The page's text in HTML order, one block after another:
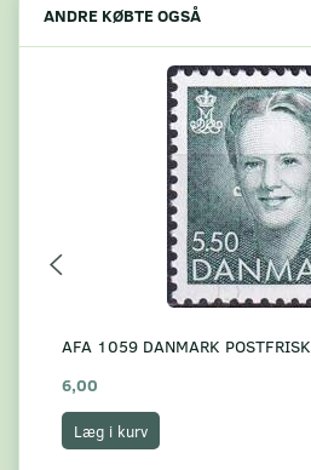
ANDRE KØBTE OGSÅ
AFA 1059 DANMARK POSTFRISK
6,00
Læg i kurv